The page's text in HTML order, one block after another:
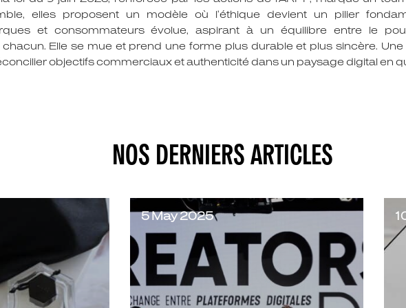
elles proposent un modèle où l’éthique devient un pilier
et consommateurs évolue, aspirant à un équilibre entre le
Elle se mue et prend une forme plus durable et plus sincère. Une
objectifs commerciaux et authenticité dans un paysage digital en
NOS DERNIERS ARTICLES
5 May 2025 10